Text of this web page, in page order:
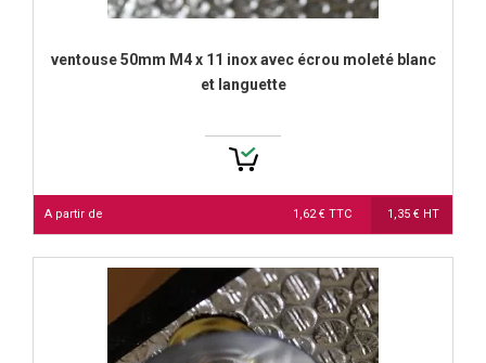
ventouse 50mm M4 x 11 inox avec écrou moleté blanc
et languette
A partir de 1,62 € TTC 1,35 € HT